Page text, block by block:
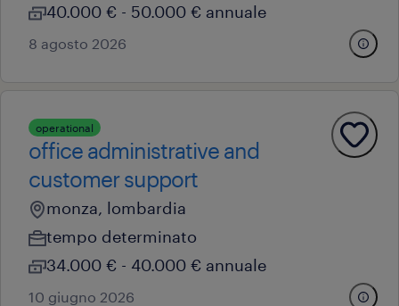
40.000 € - 50.000 € annuale
8 agosto 2026
operational
office administrative and
customer support
monza, lombardia
tempo determinato
34.000 € - 40.000 € annuale
10 giugno 2026